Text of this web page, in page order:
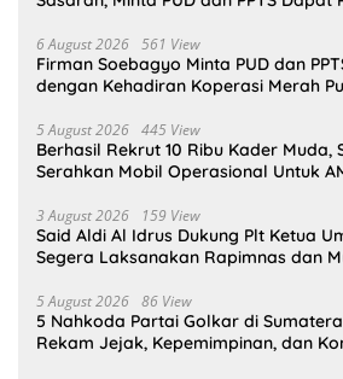
6 August 2026 561 View
Firman Soebagyo Minta PUD dan
dengan Kehadiran Koperasi Merah
5 August 2026 445 View
Berhasil Rekrut 10 Ribu Kader Muda,
Serahkan Mobil Operasional Untuk
3 August 2026 159 View
Said Aldi Al Idrus Dukung Plt Ketua
Segera Laksanakan Rapimnas dan
5 August 2026 86 View
5 Nahkoda Partai Golkar di
Rekam Jejak, Kepemimpinan, dan